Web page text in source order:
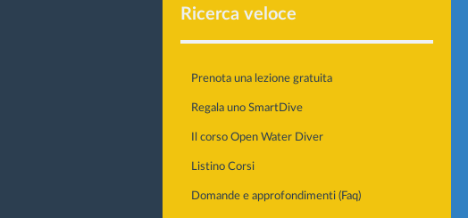
Ricerca veloce
Prenota una lezione gratuita
Regala uno SmartDive
Il corso Open Water Diver
Listino Corsi
Domande e approfondimenti (Faq)